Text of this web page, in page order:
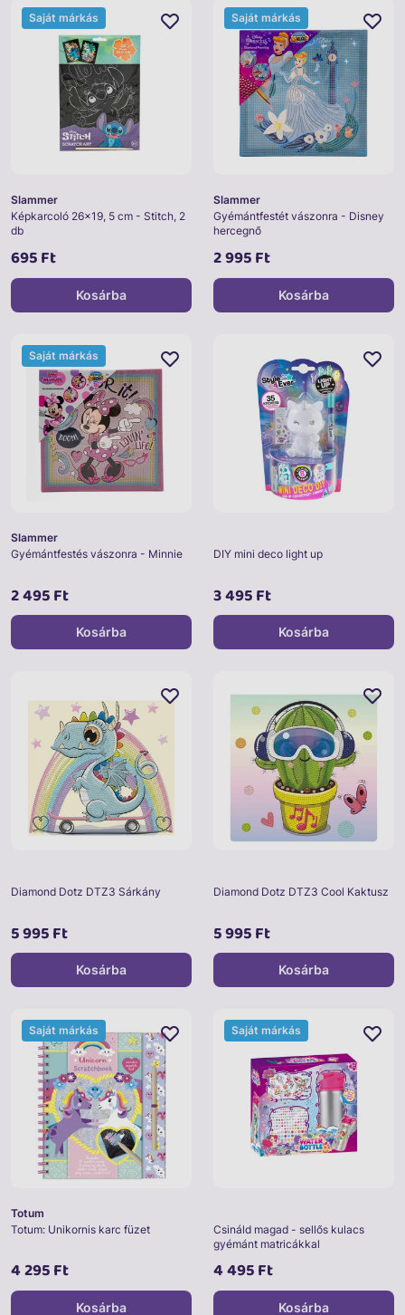
Slammer
Képkarcoló 26x19, 5 cm - Stitch, 2
db
695 Ft
Saját márkás
Kosárba
Slammer
Gyémántfestét vászonra - Disney
hercegnő
2 995 Ft
Saját márkás
Kosárba
Slammer
Gyémántfestés vászonra - Minnie
2 495 Ft
Saját márkás
Kosárba
DIY mini deco light up
3 495 Ft
Kosárba
Diamond Dotz DTZ3 Sárkány
5 995 Ft
Kosárba
Diamond Dotz DTZ3 Cool Kaktusz
5 995 Ft
Kosárba
Totum
Totum: Unikornis karc füzet
4 295 Ft
Saját márkás
Kosárba
Csináld magad - sellős kulacs
gyémánt matricákkal
4 495 Ft
Saját márkás
Kosárba